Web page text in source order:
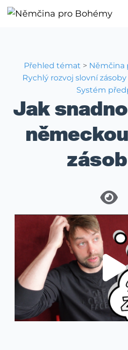
Přehled témat > Němčina
Rychlý rozvoj slovní
Systém
Jak